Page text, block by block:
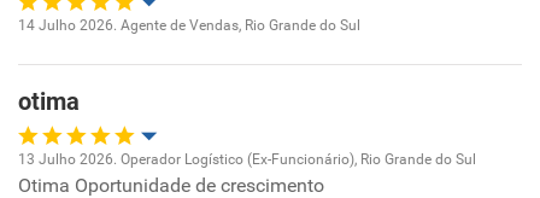
Recomenda esta empresa
Ambiente de trabalho
Conciliação com a vida familiar
14 Julho 2026. Agente de Vendas, Rio Grande do Sul
otima
Oportunidade de promoção
13 Julho 2026. Operador Logístico (Ex-Funcionário), Rio Grande do Sul
Otima Oportunidade de crescimento